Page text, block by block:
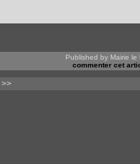
Published by Mairie le
commenter cet
>>